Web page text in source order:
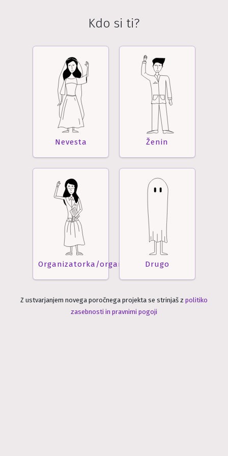
Kdo si ti?
Nevesta Ženin
Organizatorka/organizatorDrugo
Z ustvarjanjem novega poročnega projekta se strinjaš z politiko
zasebnosti in pravnimi pogoji